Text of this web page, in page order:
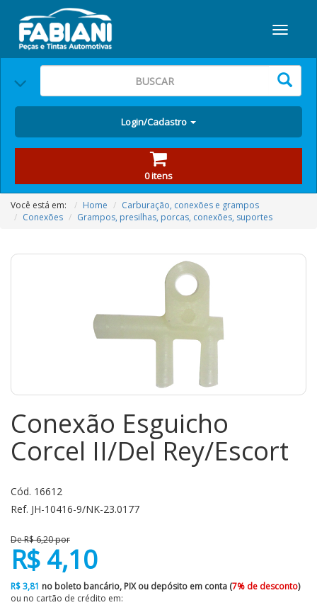
Login/Cadastro
0 itens
Você está em: Home
Carburação, conexões e grampos
Conexões
Grampos, presilhas, porcas, conexões, suportes
Conexão Esguicho
Corcel II/Del Rey/Escort
Cód. 16612
Ref. JH-10416-9/NK-23.0177
De R$ 6,20 por
R$ 4,10
R$ 3,81 no boleto bancário, PIX ou depósito em conta (7% de desconto)
ou no cartão de crédito em: